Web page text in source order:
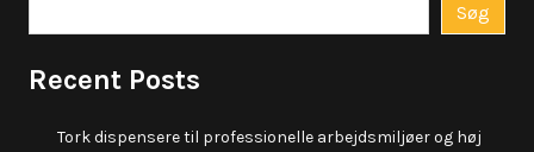
Søg
Recent Posts
Tork dispensere til professionelle arbejdsmiljøer og høj